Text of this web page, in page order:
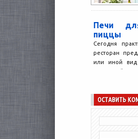
Печи
пиццы
Сегодня
ресторан
или иной вид
настоящей
ОСТАВИТЬ